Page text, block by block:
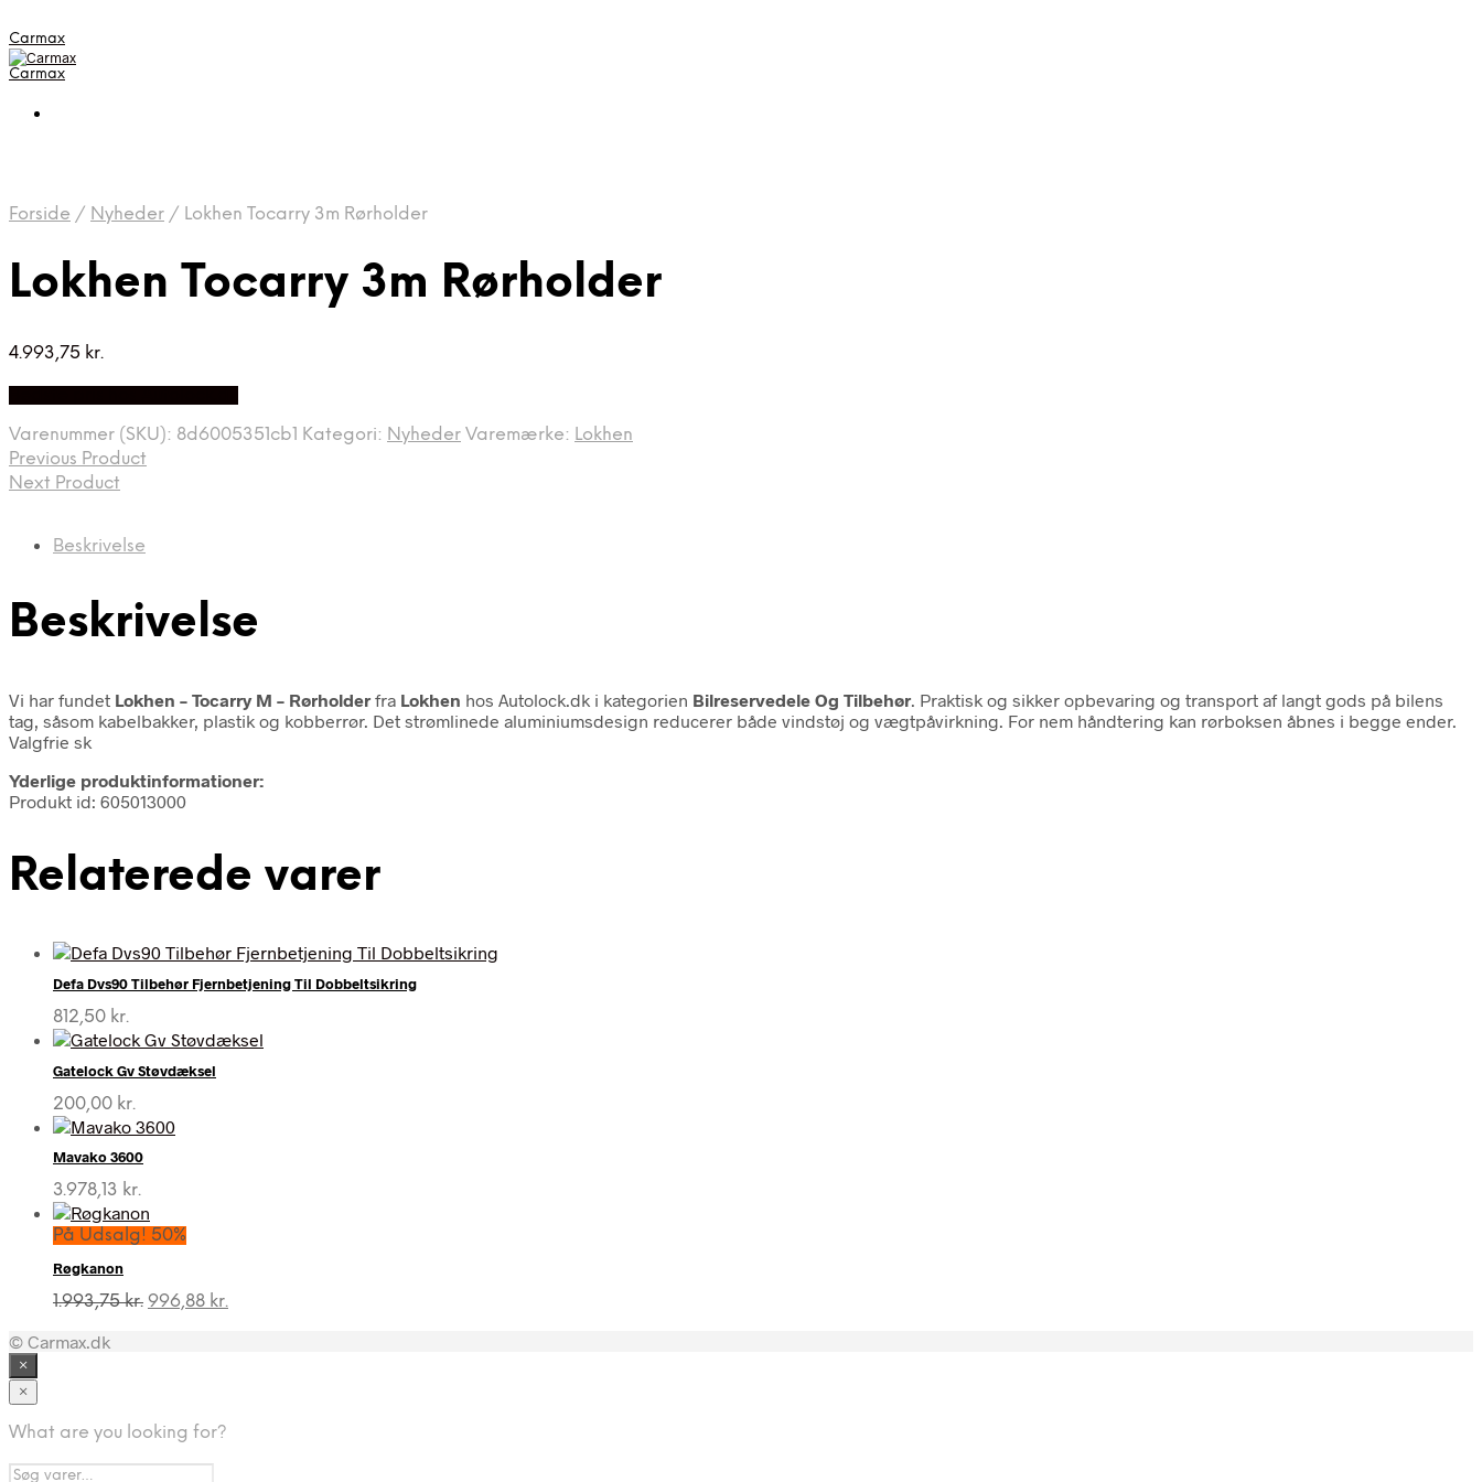
Carmax
Carmax
Forside / Nyheder / Lokhen Tocarry 3m Rørholder
Lokhen Tocarry 3m Rørholder
4.993,75 kr.
Varenummer (SKU): 8d6005351cb1 Kategori: Nyheder Varemærke: Lokhen
Previous Product
Next Product
Beskrivelse
Beskrivelse
Vi har fundet Lokhen – Tocarry M – Rørholder fra Lokhen hos Autolock.dk i kategorien Bilreservedele Og Tilbehør . Praktisk og sikker opbevaring og transport af langt gods på bilens
tag, såsom kabelbakker, plastik og kobberrør. Det strømlinede aluminiumsdesign reducerer både vindstøj og vægtpåvirkning. For nem håndtering kan rørboksen åbnes i begge ender.
Valgfrie sk
Yderlige produktinformationer:
Produkt id: 605013000
Relaterede varer
Defa Dvs90 Tilbehør Fjernbetjening Til Dobbeltsikring
812,50 kr.
Gatelock Gv Støvdæksel
200,00 kr.
Mavako 3600
3.978,13 kr.
På Udsalg! 50%
Røgkanon
1.993,75kr. Den
996,88 kr.
© Carmax.dk
×
×
What are you looking for?